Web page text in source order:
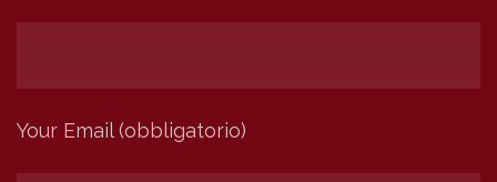
Your Email (obbligatorio)